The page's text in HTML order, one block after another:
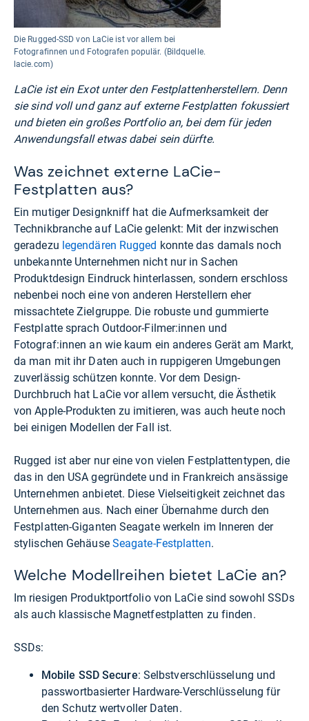
Die Rugged-SSD von LaCie ist vor allem bei
Fotografinnen und Fotografen populär. (Bildquelle.
lacie.com)
LaCie ist ein Exot unter den Festplattenherstellern. Denn
sie sind voll und ganz auf externe Festplatten fokussiert
und bieten ein großes Portfolio an, bei dem für jeden
Anwendungsfall etwas dabei sein dürfte.
Was zeichnet externe LaCie-
Festplatten aus?
Ein mutiger Designkniff hat die Aufmerksamkeit der
Technikbranche auf LaCie gelenkt: Mit der inzwischen
geradezu legendären Rugged konnte das damals noch
unbekannte Unternehmen nicht nur in Sachen
Produktdesign Eindruck hinterlassen, sondern erschloss
nebenbei noch eine von anderen Herstellern eher
missachtete Zielgruppe. Die robuste und gummierte
Festplatte sprach Outdoor-Filmer:innen und
Fotograf:innen an wie kaum ein anderes Gerät am Markt,
da man mit ihr Daten auch in ruppigeren Umgebungen
zuverlässig schützen konnte. Vor dem Design-
Durchbruch hat LaCie vor allem versucht, die Ästhetik
von Apple-Produkten zu imitieren, was auch heute noch
bei einigen Modellen der Fall ist.
Rugged ist aber nur eine von vielen Festplattentypen, die
das in den USA gegründete und in Frankreich ansässige
Unternehmen anbietet. Diese Vielseitigkeit zeichnet das
Unternehmen aus. Nach einer Übernahme durch den
Festplatten-Giganten Seagate werkeln im Inneren der
stylischen Gehäuse Seagate-Festplatten.
Welche Modellreihen bietet LaCie an?
Im riesigen Produktportfolio von LaCie sind sowohl SSDs
als auch klassische Magnetfestplatten zu finden.
SSDs:
Mobile SSD Secure: Selbstverschlüsselung und
passwortbasierter Hardware-Verschlüsselung für
den Schutz wertvoller Daten.